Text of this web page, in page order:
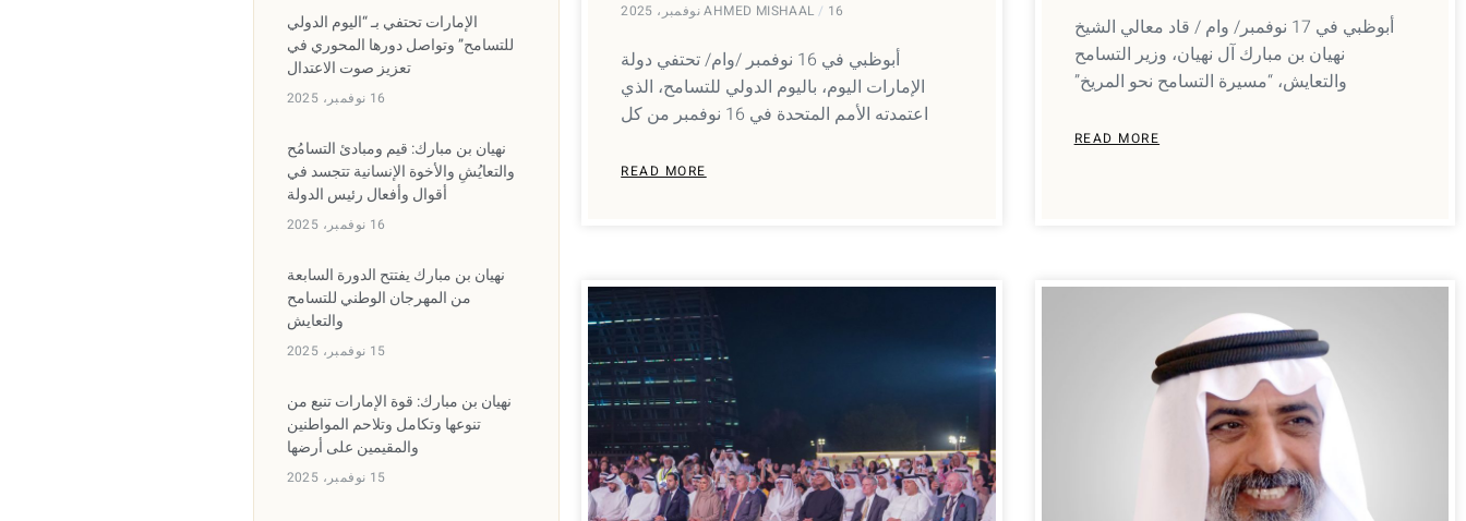
أبوظبي في 17 نوفمبر/ وام / قاد معالي الشيخ
نهيان بن مبارك آل نهيان، وزير التسامح
والتعايش، “مسيرة التسامح نحو المريخ”
READ MORE
AHMED MISHAAL 16 نوفمبر، 2025
أبوظبي في 16 نوفمبر /وام/ تحتفي دولة
الإمارات اليوم، باليوم الدولي للتسامح، الذي
اعتمدته الأمم المتحدة في 16 نوفمبر من كل
READ MORE
الإمارات تحتفي بـ “اليوم الدولي
للتسامح” وتواصل دورها المحوري في
تعزيز صوت الاعتدال
16 نوفمبر، 2025
نهيان بن مبارك: قيم ومبادئ التسامُح
والتعايُشِ والأخوة الإنسانية تتجسد في
أقوال وأفعال رئيس الدولة
16 نوفمبر، 2025
نهيان بن مبارك يفتتح الدورة السابعة
من المهرجان الوطني للتسامح
والتعايش
15 نوفمبر، 2025
نهيان بن مبارك: قوة الإمارات تنبع من
تنوعها وتكامل وتلاحم المواطنين
والمقيمين على أرضها
15 نوفمبر، 2025